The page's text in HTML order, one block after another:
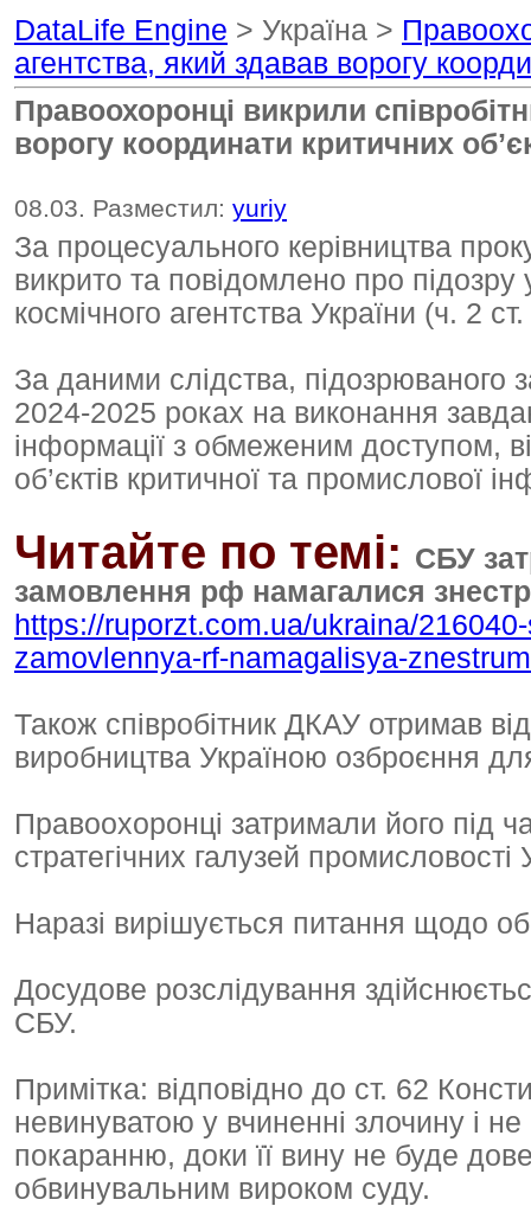
DataLife Engine > Україна >
агентства, який здавав ворогу
Правоохоронці викрили
ворогу координати критичних
08.03. Разместил: yuriy
За процесуального керівництва
викрито та повідомлено про підозру
космічного агентства України (ч. 2
За даними слідства, підозрюваного
2024-2025 роках на виконання
інформації з обмеженим доступом,
об’єктів критичної та промислової
Читайте по темі: СБУ
замовлення рф намагалися
https://ruporzt.com.ua/ukraina/
zamovlennya-rf-namagalisya-
Також співробітник ДКАУ отримав
виробництва Україною озброєння
Правоохоронці затримали його під
стратегічних галузей промисловості
Наразі вирішується питання щодо
Досудове розслідування
СБУ.
Примітка: відповідно до ст. 62
невинуватою у вчиненні злочину і
покаранню, доки її вину не буде
обвинувальним вироком суду.